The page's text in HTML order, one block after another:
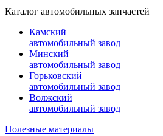
Каталог автомобильных запчастей
Камский
автомобильный завод
Минский
автомобильный завод
Горьковский
автомобильный завод
Волжский
автомобильный завод
Полезные материалы